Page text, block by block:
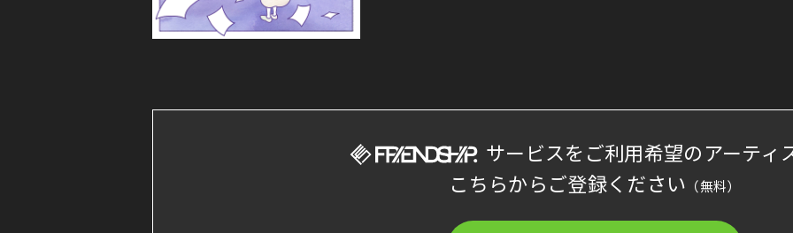
サービスをご利用希望のアーティ
こちらからご登録ください （無料）